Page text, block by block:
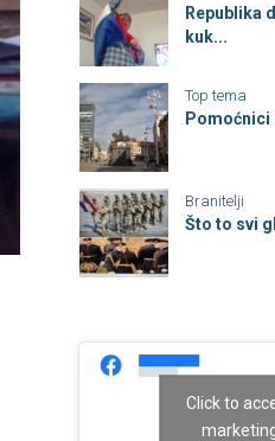
Republika
kuk...
Top tema
Pomoćnici
Branitelji
Što to svi
Click to